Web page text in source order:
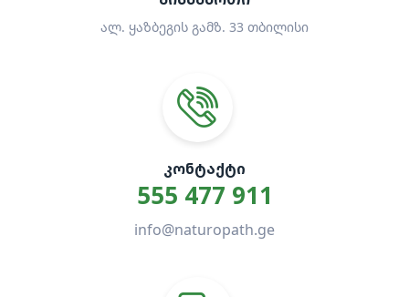
ალ. ყაზბეგის გამზ. 33 თბილისი
ᲙᲝᲜᲢᲐᲥᲢᲘ
555 477 911
info@naturopath.ge